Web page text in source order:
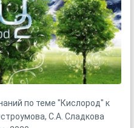
по теме "Кислород" к
С.А. Сладкова